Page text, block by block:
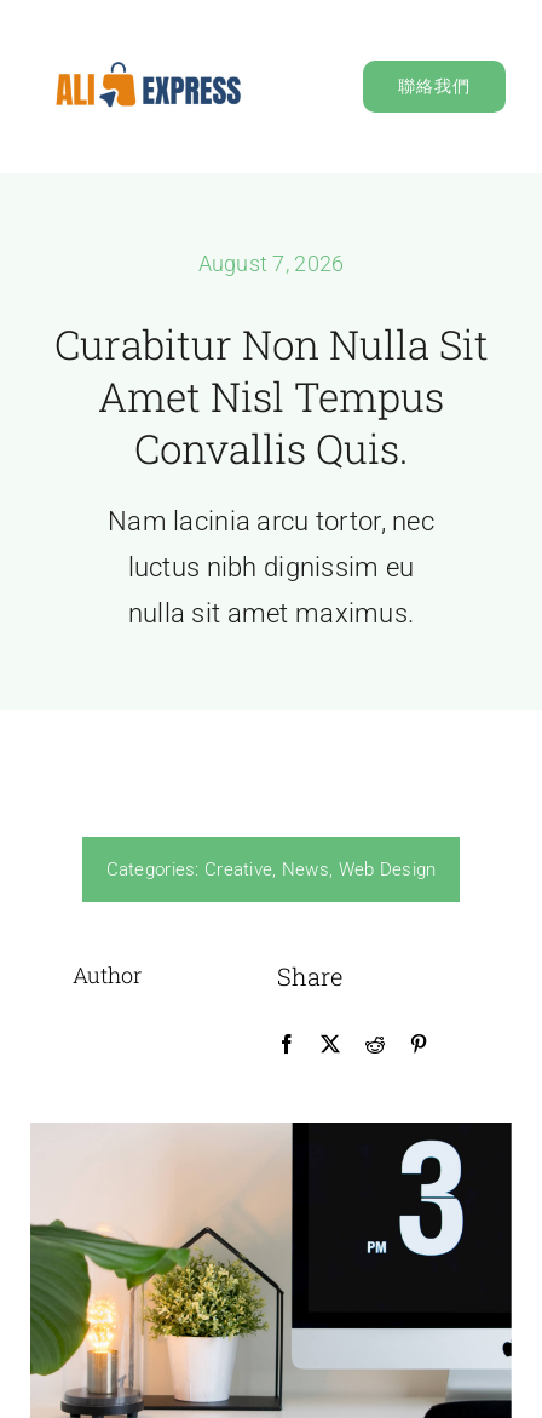
content
聯絡我們
August 7, 2026
Curabitur Non Nulla Sit
Amet Nisl Tempus
Convallis Quis.
Nam lacinia arcu tortor, nec
luctus nibh dignissim eu
nulla sit amet maximus.
Categories: Creative, News, Web Design
Author Share